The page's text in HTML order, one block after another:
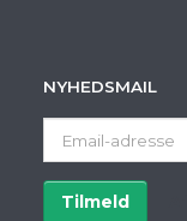
NYHEDSMAIL
adresse
Tilmeld